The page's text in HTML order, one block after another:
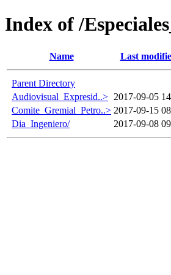
Index of /
Name Last
Parent Directory
Audiovisual_Expresid..> 2017-09-05
Comite_Gremial_Petro..> 2017-09-15
Dia_Ingeniero/
2017-09-08